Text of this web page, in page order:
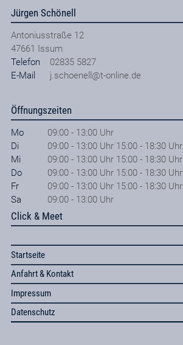
Jürgen Schönell
Antoniusstraße 12
47661 Issum
Telefon
02835 5827
E-Mail
j.schoenell@t-online.de
Öffnungszeiten
Mo
09:00 - 13:00 Uhr
Di
09:00 - 13:00 Uhr 15:00 - 18:30 Uhr
Mi
09:00 - 13:00 Uhr 15:00 - 18:30 Uhr
Do
09:00 - 13:00 Uhr 15:00 - 18:30 Uhr
Fr
09:00 - 13:00 Uhr 15:00 - 18:30 Uhr
Sa
09:00 - 13:00 Uhr
Click & Meet
Startseite
Anfahrt & Kontakt
Impressum
Datenschutz